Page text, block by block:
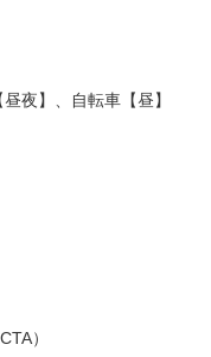
夜】、自転車【昼】
）